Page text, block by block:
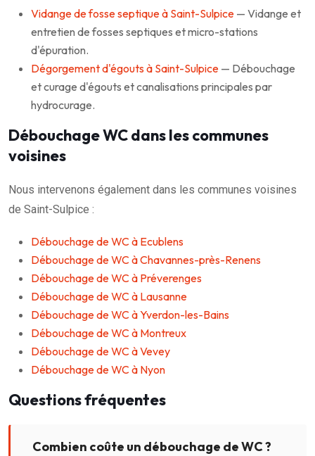
Vidange de fosse septique à Saint-Sulpice — Vidange et
entretien de fosses septiques et micro-stations
d'épuration.
Dégorgement d'égouts à Saint-Sulpice — Débouchage
et curage d'égouts et canalisations principales par
hydrocurage.
Débouchage WC dans les communes
voisines
Nous intervenons également dans les communes voisines
de Saint-Sulpice :
Débouchage de WC à Ecublens
Débouchage de WC à Chavannes-près-Renens
Débouchage de WC à Préverenges
Débouchage de WC à Lausanne
Débouchage de WC à Yverdon-les-Bains
Débouchage de WC à Montreux
Débouchage de WC à Vevey
Débouchage de WC à Nyon
Questions fréquentes
Combien coûte un débouchage de WC ?